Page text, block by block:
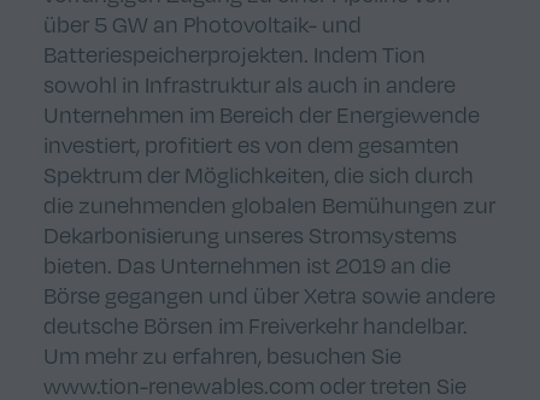
über 5 GW an Photovoltaik- und
Batteriespeicherprojekten. Indem Tion
sowohl in Infrastruktur als auch in andere
Unternehmen im Bereich der Energiewende
investiert, profitiert es von dem gesamten
Spektrum der Möglichkeiten, die sich durch
die zunehmenden globalen Bemühungen zur
Dekarbonisierung unseres Stromsystems
bieten. Das Unternehmen ist 2019 an die
Börse gegangen und über Xetra sowie andere
deutsche Börsen im Freiverkehr handelbar.
Um mehr zu erfahren, besuchen Sie
www.tion-renewables.com oder treten Sie